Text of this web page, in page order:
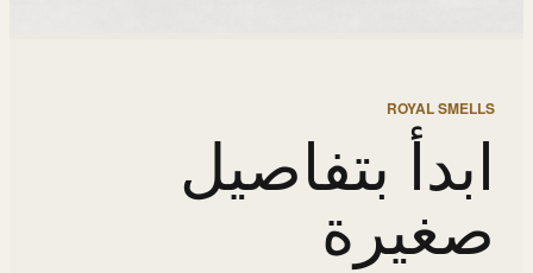
ROYAL SMELLS
ابدأ بتفاصيل
صغيرة